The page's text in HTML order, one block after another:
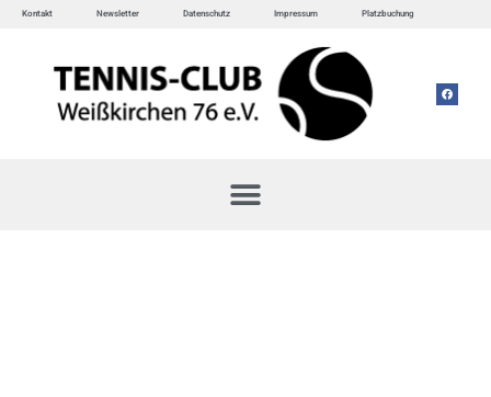
Kontakt Newsletter Datenschutz Impressum Platzbuchung